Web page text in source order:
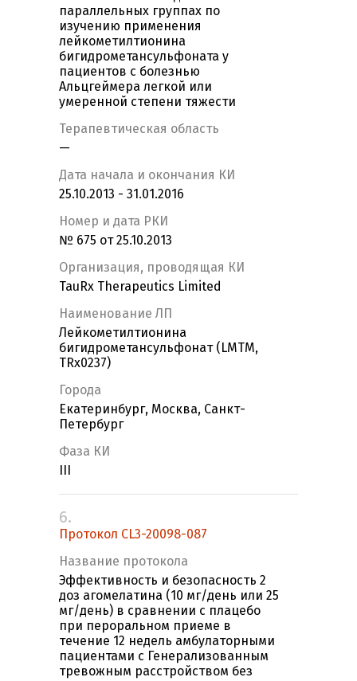
параллельных группах по
изучению применения
лейкометилтионина
бигидрометансульфоната у
пациентов с болезнью
Альцгеймера легкой или
умеренной степени тяжести
Терапевтическая область
—
Дата начала и окончания КИ
25.10.2013 - 31.01.2016
Номер и дата РКИ
№ 675 от 25.10.2013
Организация, проводящая КИ
TauRx Therapeutics Limited
Наименование ЛП
Лейкометилтионина
бигидрометансульфонат (LMTM,
TRx0237)
Города
Екатеринбург, Москва, Санкт-
Петербург
Фаза КИ
6.
Протокол CL3-20098-087
Название протокола
Эффективность и безопасность 2
доз агомелатина (10 мг/день или 25
мг/день) в сравнении с плацебо
при пероральном приеме в
течение 12 недель амбулаторными
пациентами с Генерализованным
тревожным расстройством без